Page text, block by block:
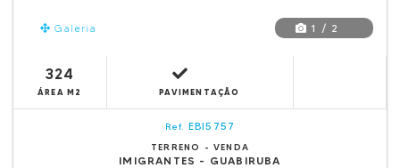
Galeria 1 / 2
324
ÁREA M2 PAVIMENTAÇÃO
Ref. EBI5757
TERRENO - VENDA
IMIGRANTES - GUABIRUBA